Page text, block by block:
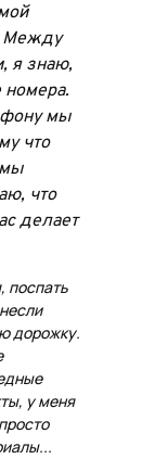
Между
я знаю,
номера.
мы
что
что
делает
поспать
дорожку.
у меня